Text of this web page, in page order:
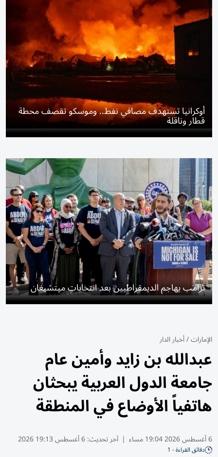
أوكرانيا تستهدف مصافي نفط.. وموسكو تقصف محطة
قطار وناقلة
ترامب يهاجم الديمقراطيين بعد انتخابات ميتشيغان
الإمارات/أخبار الدار
عبدالله بن زايد وأمين عام
جامعة الدول العربية يبحثان
هاتفياً الأوضاع في المنطقة
6 أغسطس 2026 19:04 مساء | آخر تحديث:6 أغسطس 19:13 2026
دقائق القراءة - 1